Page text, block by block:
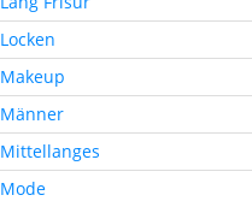
Locken
Makeup
Männer
Mittellanges
Mode